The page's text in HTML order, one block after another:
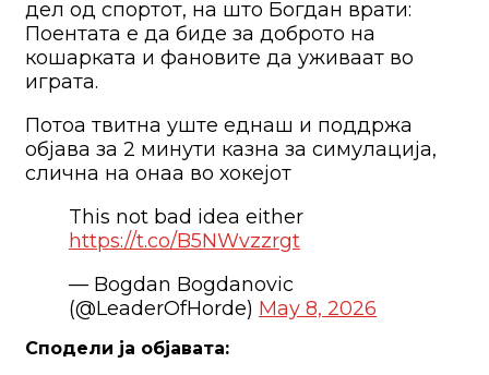
дел од спортот, на што Богдан врати:
Поентата е да биде за доброто на
кошарката и фановите да уживаат во
играта.
Потоа твитна уште еднаш и поддржа
објава за 2 минути казна за симулација,
слична на онаа во хокејот
This not bad idea either
https://t.co/B5NWvzzrgt
— Bogdan Bogdanovic
(@LeaderOfHorde) May 8, 2026